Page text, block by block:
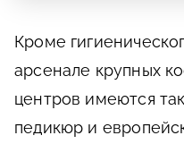
Кроме
арсенале крупных
центров имеются
педикюр и